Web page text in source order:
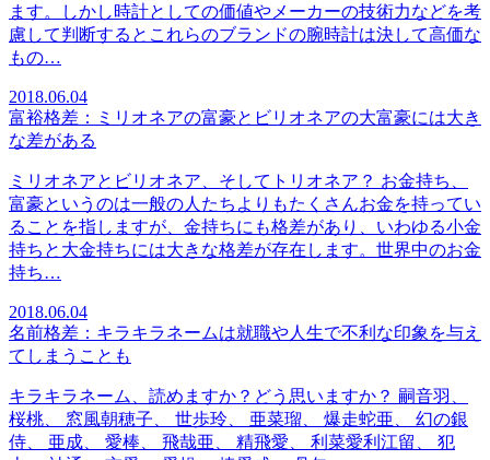
ます。しかし時計としての価値やメーカーの技術力などを考
慮して判断するとこれらのブランドの腕時計は決して高価な
もの…
2018.06.04
富裕格差：ミリオネアの富豪とビリオネアの大富豪には大き
な差がある
ミリオネアとビリオネア、そしてトリオネア？ お金持ち、
富豪というのは一般の人たちよりもたくさんお金を持ってい
ることを指しますが、金持ちにも格差があり、いわゆる小金
持ちと大金持ちには大きな格差が存在します。世界中のお金
持ち…
2018.06.04
名前格差：キラキラネームは就職や人生で不利な印象を与え
てしまうことも
キラキラネーム、読めますか？どう思いますか？ 嗣音羽、
桜桃、 窓風朝穂子、 世歩玲、 亜菜瑠、 爆走蛇亜、 幻の銀
侍、 亜成、 愛棒、 飛哉亜、 精飛愛、 利菜愛利江留、 犯